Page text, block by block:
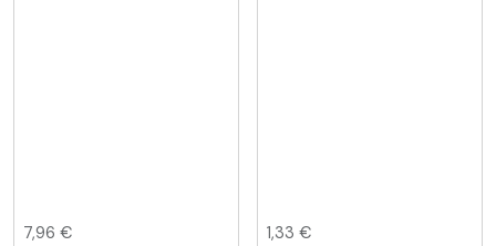
7,96 € 1,33€